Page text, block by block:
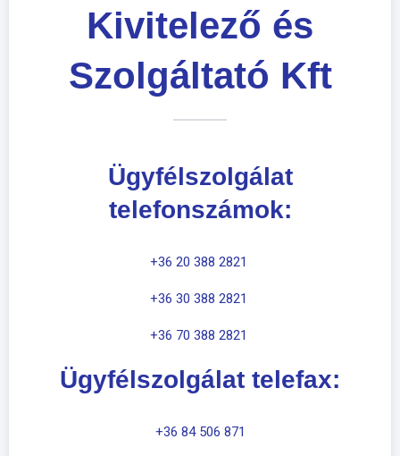
Kivitelező és
Szolgáltató Kft
Ügyfélszolgálat
telefonszámok:
+36 20 388 2821
+36 30 388 2821
+36 70 388 2821
Ügyfélszolgálat telefax:
+36 84 506 871